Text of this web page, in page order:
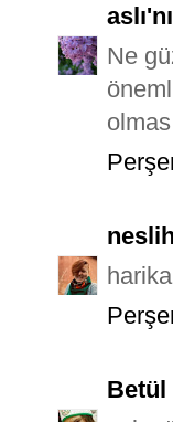
Ne
Betül